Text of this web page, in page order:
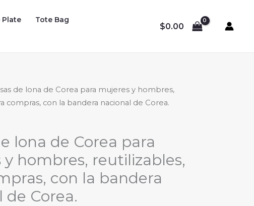
Plate
Tote Bag
$0.00
de lona de Corea para mujeres y hombres,
compras, con la bandera nacional de Corea.
lona de Corea para
y hombres, reutilizables,
con la bandera
de Corea.